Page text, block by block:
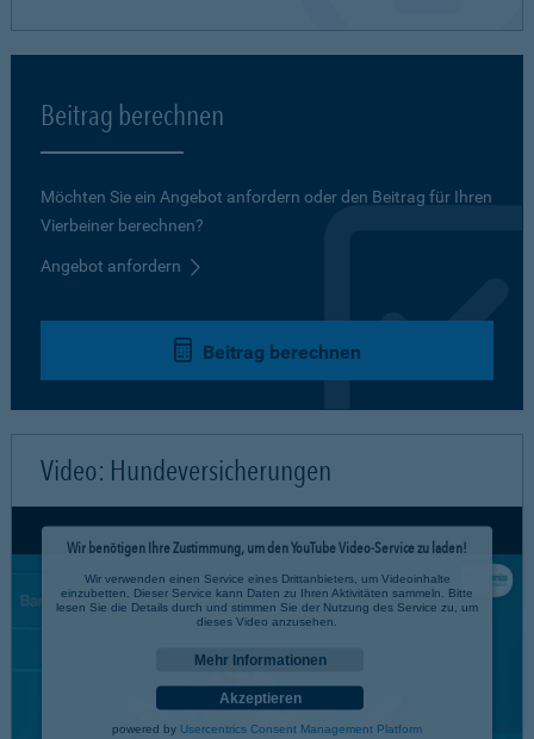
Beitrag berechnen
Möchten Sie ein Angebot anfordern oder den Beitrag für Ihren
Vierbeiner berechnen?
Angebot anfordern
Beitrag berechnen
Video: Hundeversicherungen
Wir benötigen Ihre Zustimmung, um den YouTube Video-Service zu laden!
Wir verwenden einen Service eines Drittanbieters, um Videoinhalte
einzubetten. Dieser Service kann Daten zu Ihren Aktivitäten sammeln. Bitte
lesen Sie die Details durch und stimmen Sie der Nutzung des Service zu, um
dieses Video anzusehen.
Mehr Informationen
Akzeptieren
powered by Usercentrics Consent Management Platform